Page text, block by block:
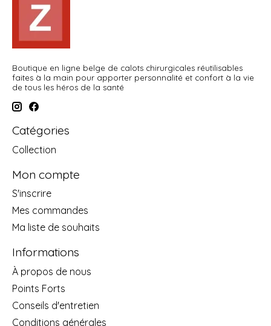
Boutique en ligne belge de calots chirurgicales réutilisables
faites à la main pour apporter personnalité et confort à la vie
de tous les héros de la santé
Catégories
Collection
Mon compte
S'inscrire
Mes commandes
Ma liste de souhaits
Informations
À propos de nous
Points Forts
Conseils d'entretien
Conditions générales